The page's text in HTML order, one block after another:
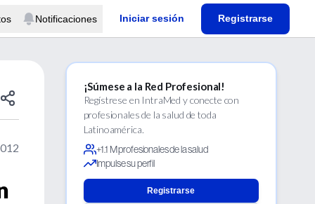
Notificaciones Iniciar sesión Registrarse
¡Súmese a la Red Profesional!
Regístrese en IntraMed y conecte con
profesionales de la salud de toda
Latinoamérica.
+1.1 M profesionales de la salud
Impulse su perfil
Registrarse